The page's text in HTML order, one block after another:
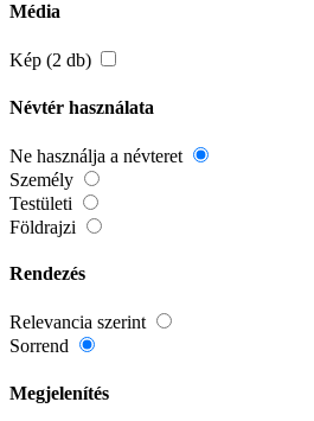
Média
Kép (2 db)
Névtér használata
Ne használja a névteret
Személy
Testületi
Földrajzi
Rendezés
Relevancia szerint
Sorrend
Megjelenítés